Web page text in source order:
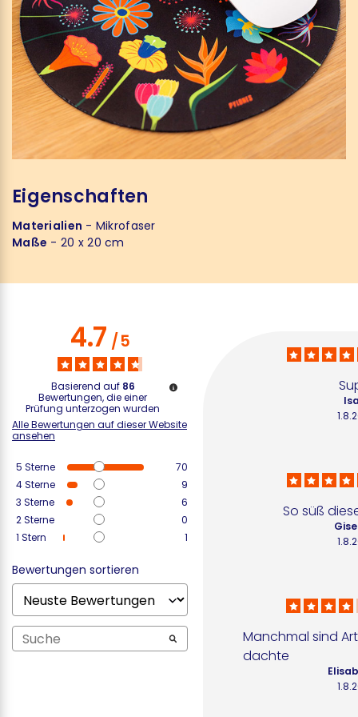
Eigenschaften
Materialien - Mikrofaser
Maße - 20 x 20 cm
4.7/5
Basierend auf 86
Bewertungen, die einer
Prüfung unterzogen wurden
Alle Bewertungen auf dieser Website
ansehen
5 Sterne
70
4Sterne
9
3 Sterne
6
2Sterne
0
1 Stern 1
Bewertungen sortieren
So süß
Manchmal sind
dachte